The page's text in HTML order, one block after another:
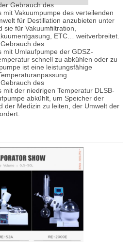
Gebrauch des
Vakuumpumpe des verteilenden
für Destillation anzubieten unter
für Vakuumfiltration,
ETC… weitverbreitet.
des
mit Umlaufpumpe der GDSZ-
schnell zu abkühlen oder zu
ist eine leistungsfähige
des
der niedrigen Temperatur DLSB-
abkühlt, um Speicher der
der Medizin zu leiten, der Umwelt der